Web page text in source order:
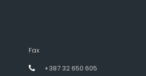
Fax
+387 32 650 605